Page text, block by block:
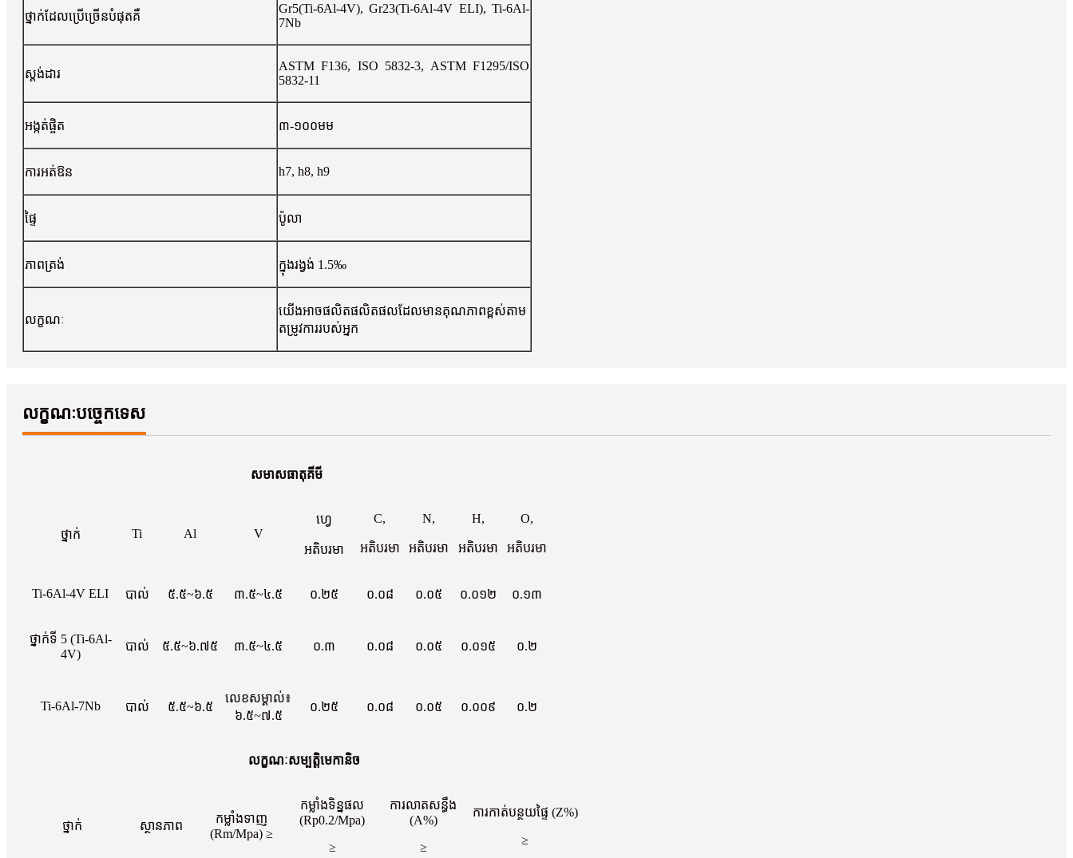
ថ្នាក់ដែលប្រើច្រើនបំផុតគឺ
Gr5(Ti-6Al-4V), Gr23(Ti-6Al-4V ELI), Ti-6Al-
7Nb
ស្តង់ដារ
ASTM F136, ISO 5832-3, ASTM F1295/ISO
5832-11
អង្កត់ផ្ចិត ៣-១០០មម
ការអត់ឱន h7, h8, h9
ផ្ទៃ ប៉ូលា
ភាពត្រង់ ក្នុងរង្វង់ 1.5‰
លក្ខណៈ
យើងអាចផលិតផលិតផលដែលមានគុណភាពខ្ពស់តាម
តម្រូវការរបស់អ្នក
លក្ខណៈបច្ចេកទេស
សមាសធាតុគីមី
ថ្នាក់ Ti Al V
ហ្វេ
អតិបរមា
C,
អតិបរមា
N,
អតិបរមា
H,
អតិបរមា
O,
អតិបរមា
Ti-6Al-4V ELI បាល់ ៥.៥~៦.៥ ៣.៥~៤.៥ ០.២៥ ០.០៨ ០.០៥ ០.០១២ ០.១៣
ថ្នាក់ទី 5 (Ti-6Al-
4V)
បាល់ ៥.៥~៦.៧៥ ៣.៥~៤.៥ ០.៣ ០.០៨ ០.០៥ ០.០១៥ ០.២
Ti-6Al-7Nb បាល់ ៥.៥~៦.៥
លេខសម្គាល់៖
៦.៥~៧.៥
០.២៥ ០.០៨ ០.០៥ ០.០០៩ ០.២
លក្ខណៈសម្បត្តិមេកានិច
ថ្នាក់ ស្ថានភាព
កម្លាំង​ទាញ
(Rm/Mpa) ≥
កម្លាំងទិន្នផល
(Rp0.2/Mpa)
≥
ការលាតសន្ធឹង
(A%)
≥
ការកាត់បន្ថយផ្ទៃ (Z%)
≥